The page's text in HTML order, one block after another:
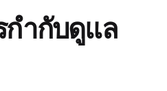
กำกับดูแล